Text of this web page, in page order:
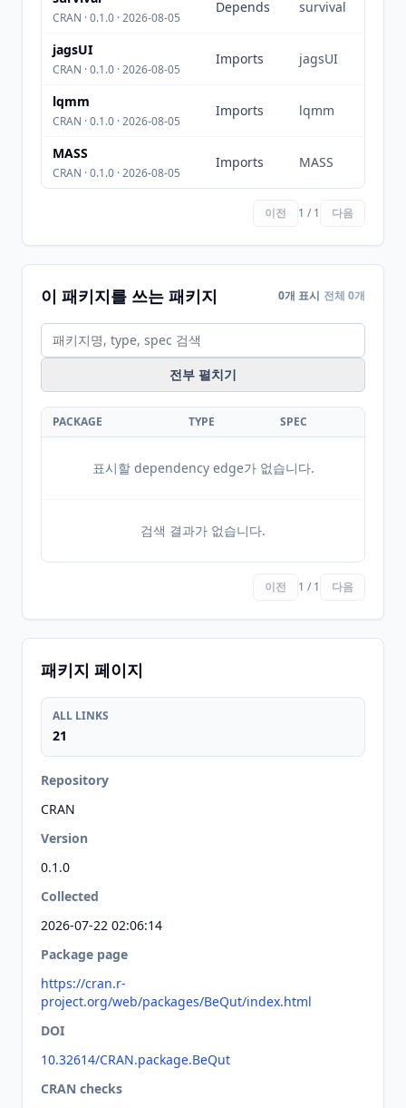
CRAN · 0.1.0 · 2026-08-05
Depends survival
jagsUI
CRAN · 0.1.0 · 2026-08-05
Imports jagsUI
lqmm
CRAN · 0.1.0 · 2026-08-05
Imports lqmm
MASS
CRAN · 0.1.0 · 2026-08-05
Imports MASS
이전 1 / 1 다음
이 패키지를 쓰는 패키지 0개 표시 전체 0개
전부 펼치기
PACKAGE TYPE SPEC
표시할 dependency edge가 없습니다.
검색 결과가 없습니다.
이전 1 / 1 다음
패키지 페이지
ALL LINKS
21
Repository
CRAN
Version
0.1.0
Collected
2026-07-22 02:06:14
Package page
https://cran.r-
project.org/web/packages/BeQut/index.html
DOI
10.32614/CRAN.package.BeQut
CRAN checks